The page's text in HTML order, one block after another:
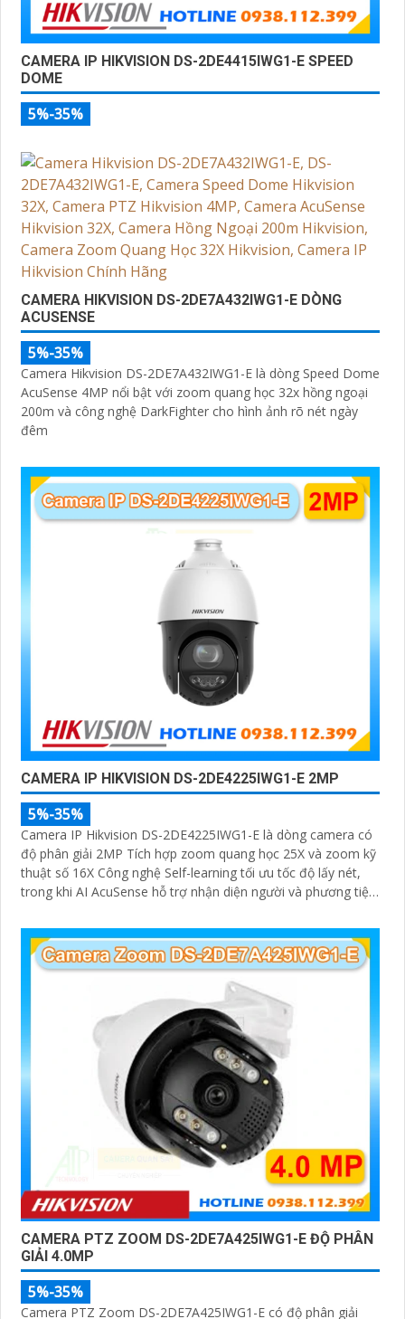
CAMERA IP HIKVISION DS-2DE4415IWG1-E SPEED
DOME
5%-35%
CAMERA HIKVISION DS-2DE7A432IWG1-E DÒNG
ACUSENSE
5%-35%
Camera Hikvision DS-2DE7A432IWG1-E là dòng Speed Dome
AcuSense 4MP nổi bật với zoom quang học 32x hồng ngoại
200m và công nghệ DarkFighter cho hình ảnh rõ nét ngày
đêm
CAMERA IP HIKVISION DS-2DE4225IWG1-E 2MP
5%-35%
Camera IP Hikvision DS-2DE4225IWG1-E là dòng camera có
độ phân giải 2MP Tích hợp zoom quang học 25X và zoom kỹ
thuật số 16X Công nghệ Self-learning tối ưu tốc độ lấy nét,
trong khi AI AcuSense hỗ trợ nhận diện người và phương tiện,
CAMERA PTZ ZOOM DS-2DE7A425IWG1-E ĐỘ PHÂN
GIẢI 4.0MP
5%-35%
Camera PTZ Zoom DS-2DE7A425IWG1-E có độ phân giải